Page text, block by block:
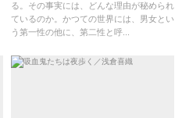
る。その事実には、どんな理由が秘められ
ているのか。かつての世界には、男女とい
う第一性の他に、第二性と呼...